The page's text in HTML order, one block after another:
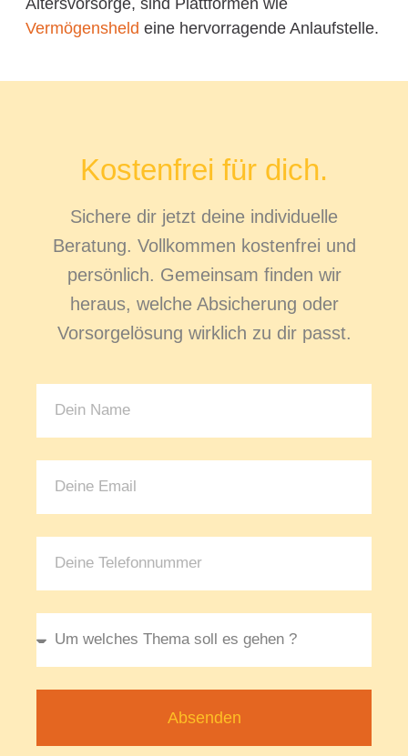
Vermögensheld eine hervorragende Anlaufstelle.
Kostenfrei für dich.
Sichere dir jetzt deine individuelle
Beratung. Vollkommen kostenfrei und
persönlich. Gemeinsam finden wir
heraus, welche Absicherung oder
Vorsorgelösung wirklich zu dir passt.
Absenden